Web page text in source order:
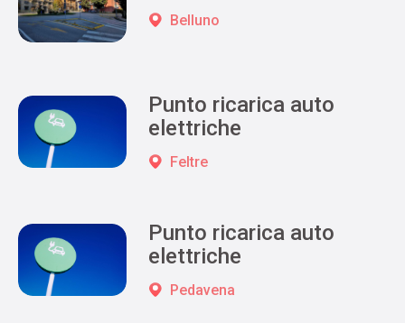
Belluno
Punto ricarica auto
elettriche
Feltre
Punto ricarica auto
elettriche
Pedavena